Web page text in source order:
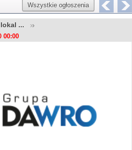
Wszystkie ogłoszenia
lokal ...
00:00